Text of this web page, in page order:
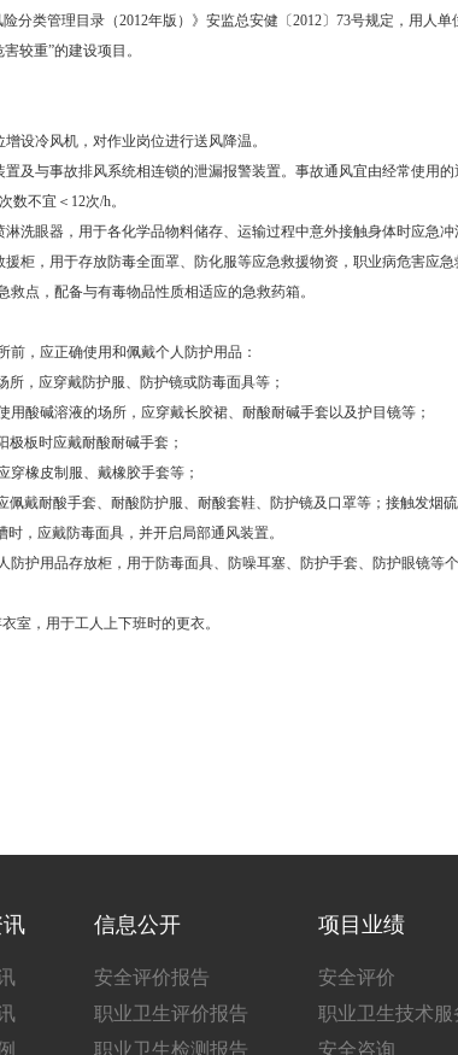
分类管理目录（2012年版）》安监总安健〔2012〕73号规定，用人
较重”的建设项目。
设冷风机，对作业岗位进行送风降温。
置及与事故排风系统相连锁的泄漏报警装置。事故通风宜由经常使
数不宜＜12次/h。
淋洗眼器，用于各化学品物料储存、运输过程中意外接触身体时应急
援柜，用于存放防毒全面罩、防化服等应急救援物资，职业病危害应急
救点，配备与有毒物品性质相适应的急救药箱。
前，应正确使用和佩戴个人防护用品：
所，应穿戴防护服、防护镜或防毒面具等；
用酸碱溶液的场所，应穿戴长胶裙、耐酸耐碱手套以及护目镜等；
极板时应戴耐酸耐碱手套；
穿橡皮制服、戴橡胶手套等；
佩戴耐酸手套、耐酸防护服、耐酸套鞋、防护镜及口罩等；接触发烟
时，应戴防毒面具，并开启局部通风装置。
防护用品存放柜，用于防毒面具、防噪耳塞、防护手套、防护眼镜
室，用于工人上下班时的更衣。
信息公开
安全评价报告
职业卫生评价报告
职业卫生检测报告
项目业绩
安全评价
职业卫生技术服
安全咨询